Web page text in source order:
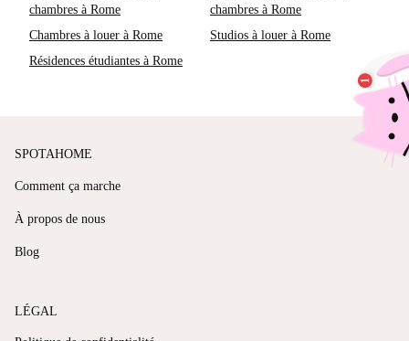
chambres à Rome
chambres à Rome
Chambres à louer à Rome
Studios à louer à Rome
Résidences étudiantes à Rome
SPOTAHOME
Comment ça marche
À propos de nous
Blog
LÉGAL